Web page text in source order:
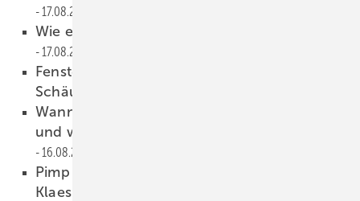
17.08.2023
Wie eine Kathedrale aus Holz und Glas
17.08.2023
Fenstermontage: Schulungspflicht für PU-
Schäume gilt ab 24. August
Wann Betriebe bei Schäden haften müssen
und wie sie sich dagegen absichern
16.08.2023
Pimp Your Workflow: Digital organisieren mit
Klaes